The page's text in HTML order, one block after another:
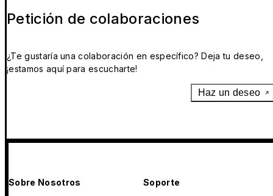
Petición de colaboraciones
¿Te gustaría una colaboración en específico? Deja tu deseo,
¡estamos aquí para escucharte!
Haz un deseo
Sobre Nosotros Soporte